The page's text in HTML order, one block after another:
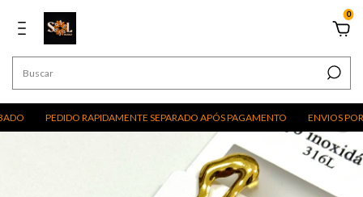
0
PEDIDO RAPIDAMENTE SEPARADO APÓS PAGAMENTO ENVIOS POR